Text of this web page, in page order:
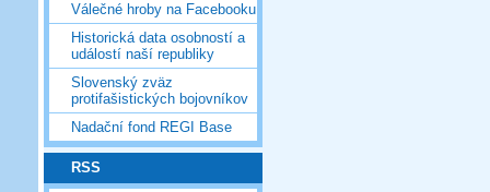
Válečné hroby na Facebooku
Historická data osobností a
událostí naší republiky
Slovenský zväz
protifašistických bojovníkov
Nadační fond REGI Base
RSS